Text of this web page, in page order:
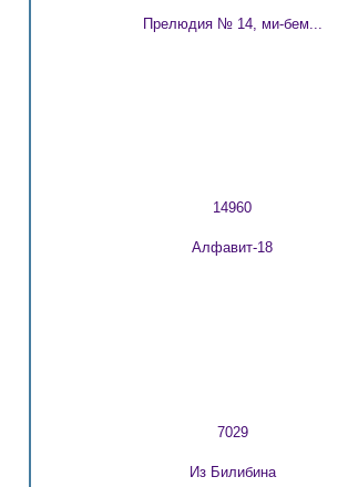
Прелюдия № 14, ми-бем...
14960
Алфавит-18
7029
Из Билибина